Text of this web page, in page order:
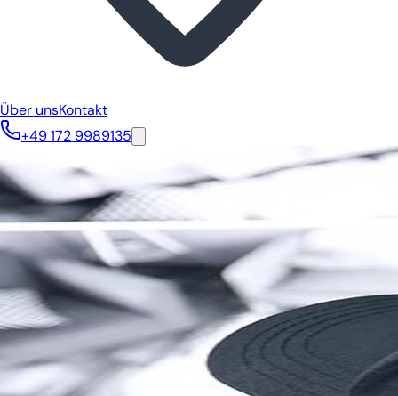
Über unsKontakt
+49 172 9989135